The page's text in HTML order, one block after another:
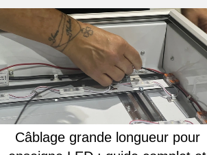
Câblage grande longueur pour